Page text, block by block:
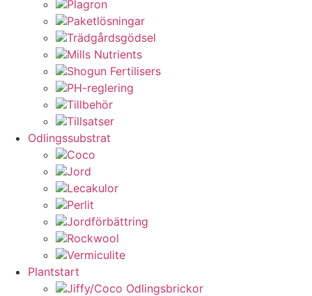
Plagron
Paketlösningar
Trädgårdsgödsel
Mills Nutrients
Shogun Fertilisers
PH-reglering
Tillbehör
Tillsatser
Odlingssubstrat
Coco
Jord
Lecakulor
Perlit
Jordförbättring
Rockwool
Vermiculite
Plantstart
Jiffy/Coco Odlingsbrickor